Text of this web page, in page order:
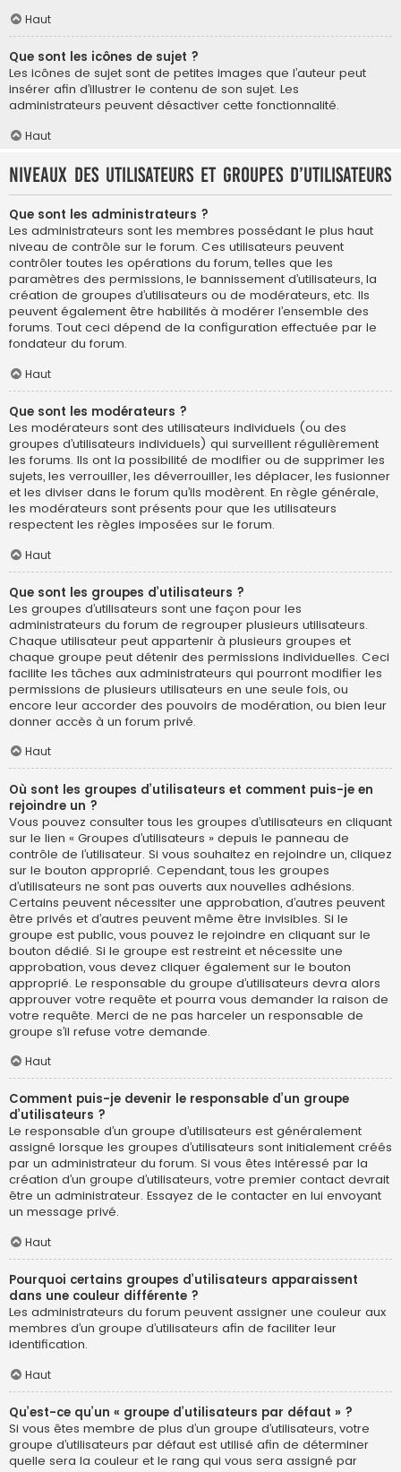
Haut
Que sont les icônes de sujet ?
Les icônes de sujet sont de petites images que l’auteur peut
insérer afin d’illustrer le contenu de son sujet. Les
administrateurs peuvent désactiver cette fonctionnalité.
Haut
Niveaux des utilisateurs et groupes d’utilisateurs
Que sont les administrateurs ?
Les administrateurs sont les membres possédant le plus haut
niveau de contrôle sur le forum. Ces utilisateurs peuvent
contrôler toutes les opérations du forum, telles que les
paramètres des permissions, le bannissement d’utilisateurs, la
création de groupes d’utilisateurs ou de modérateurs, etc. Ils
peuvent également être habilités à modérer l’ensemble des
forums. Tout ceci dépend de la configuration effectuée par le
fondateur du forum.
Haut
Que sont les modérateurs ?
Les modérateurs sont des utilisateurs individuels (ou des
groupes d’utilisateurs individuels) qui surveillent régulièrement
les forums. Ils ont la possibilité de modifier ou de supprimer les
sujets, les verrouiller, les déverrouiller, les déplacer, les fusionner
et les diviser dans le forum qu’ils modèrent. En règle générale,
les modérateurs sont présents pour que les utilisateurs
respectent les règles imposées sur le forum.
Haut
Que sont les groupes d’utilisateurs ?
Les groupes d’utilisateurs sont une façon pour les
administrateurs du forum de regrouper plusieurs utilisateurs.
Chaque utilisateur peut appartenir à plusieurs groupes et
chaque groupe peut détenir des permissions individuelles. Ceci
facilite les tâches aux administrateurs qui pourront modifier les
permissions de plusieurs utilisateurs en une seule fois, ou
encore leur accorder des pouvoirs de modération, ou bien leur
donner accès à un forum privé.
Haut
Où sont les groupes d’utilisateurs et comment puis-je en
rejoindre un ?
Vous pouvez consulter tous les groupes d’utilisateurs en cliquant
sur le lien « Groupes d’utilisateurs » depuis le panneau de
contrôle de l’utilisateur. Si vous souhaitez en rejoindre un, cliquez
sur le bouton approprié. Cependant, tous les groupes
d’utilisateurs ne sont pas ouverts aux nouvelles adhésions.
Certains peuvent nécessiter une approbation, d’autres peuvent
être privés et d’autres peuvent même être invisibles. Si le
groupe est public, vous pouvez le rejoindre en cliquant sur le
bouton dédié. Si le groupe est restreint et nécessite une
approbation, vous devez cliquer également sur le bouton
approprié. Le responsable du groupe d’utilisateurs devra alors
approuver votre requête et pourra vous demander la raison de
votre requête. Merci de ne pas harceler un responsable de
groupe s’il refuse votre demande.
Haut
Comment puis-je devenir le responsable d’un groupe
d’utilisateurs ?
Le responsable d’un groupe d’utilisateurs est généralement
assigné lorsque les groupes d’utilisateurs sont initialement créés
par un administrateur du forum. Si vous êtes intéressé par la
création d’un groupe d’utilisateurs, votre premier contact devrait
être un administrateur. Essayez de le contacter en lui envoyant
un message privé.
Haut
Pourquoi certains groupes d’utilisateurs apparaissent
dans une couleur différente ?
Les administrateurs du forum peuvent assigner une couleur aux
membres d’un groupe d’utilisateurs afin de faciliter leur
identification.
Haut
Qu’est-ce qu’un « groupe d’utilisateurs par défaut » ?
Si vous êtes membre de plus d’un groupe d’utilisateurs, votre
groupe d’utilisateurs par défaut est utilisé afin de déterminer
quelle sera la couleur et le rang qui vous sera assigné par